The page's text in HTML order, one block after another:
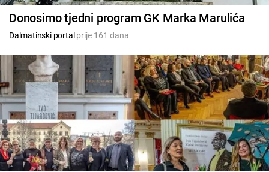
Donosimo tjedni program GK Marka Marulića
Dalmatinski portal prije 161 dana